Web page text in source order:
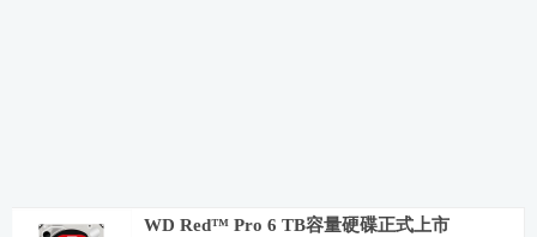
WD Red™ Pro 6 TB容量硬碟正式上市